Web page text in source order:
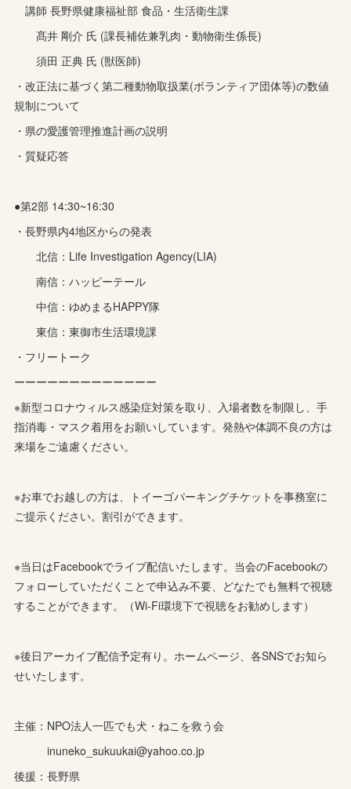
講師 長野県健康福祉部 食品・生活衛生課
髙井 剛介 氏 (課長補佐兼乳肉・動物衛生係長)
須田 正典 氏 (獣医師)
・改正法に基づく第二種動物取扱業(ボランティア団体等)の数値
規制について
・県の愛護管理推進計画の説明
・質疑応答
●第2部 14:30~16:30
・長野県内4地区からの発表
北信：Life Investigation Agency(LIA)
南信：ハッピーテール
中信：ゆめまるHAPPY隊
東信：東御市生活環境課
・フリートーク
ーーーーーーーーーーーーー
※新型コロナウィルス感染症対策を取り、入場者数を制限し、手
指消毒・マスク着用をお願いしています。発熱や体調不良の方は
来場をご遠慮ください。
※お車でお越しの方は、トイーゴパーキングチケットを事務室に
ご提示ください。割引ができます。
※当日はFacebookでライブ配信いたします。当会のFacebookの
フォローしていただくことで申込み不要、どなたでも無料で視聴
することができます。（Wi-Fi環境下で視聴をお勧めします）
※後日アーカイブ配信予定有り。ホームページ、各SNSでお知ら
せいたします。
主催：NPO法人一匹でも犬・ねこを救う会
inuneko_sukuukai@yahoo.co.jp
後援：長野県